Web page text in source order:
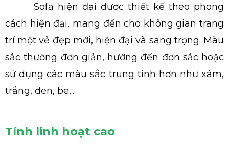
Sofa hiện đại được thiết kế theo phong
cách hiện đại, mang đến cho không gian trang
trí một vẻ đẹp mới, hiện đại và sang trọng. Màu
sắc thường đơn giản, hướng đến đơn sắc hoặc
sử dụng các màu sắc trung tính hơn như xám,
trắng, đen, be,...
Tính linh hoạt cao